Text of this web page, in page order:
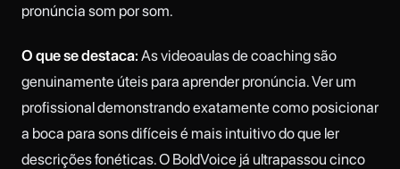
pronúncia som por som.
O que se destaca: As videoaulas de coaching são
genuinamente úteis para aprender pronúncia. Ver um
profissional demonstrando exatamente como posicionar
a boca para sons difíceis é mais intuitivo do que ler
descrições fonéticas. O BoldVoice já ultrapassou cinco